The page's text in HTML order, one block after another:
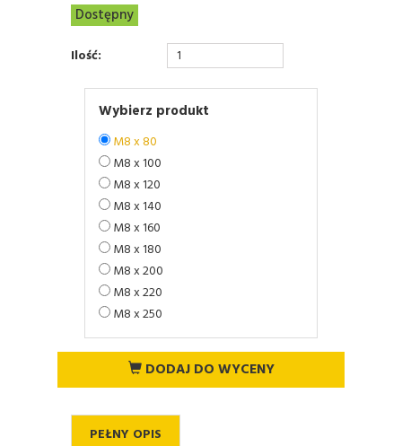
Dostępny
Ilość:
Wybierz produkt
M8 x 80
M8 x 100
M8 x 120
M8 x 140
M8 x 160
M8 x 180
M8 x 200
M8 x 220
M8 x 250
DODAJ DO WYCENY
PEŁNY OPIS